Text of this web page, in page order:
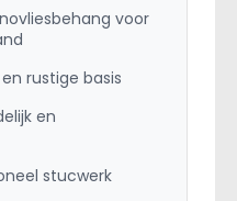
voor
rustige basis
en
stucwerk